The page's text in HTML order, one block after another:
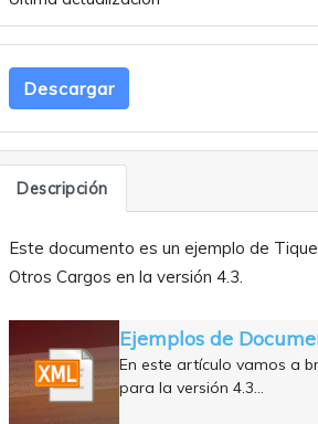
Descargar
Descripción
Este documento es un ejemplo de
Otros Cargos en la versión 4.3.
Ejemplos de
En este artículo vamos a
para la versión 4.3…